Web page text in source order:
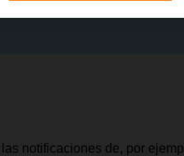
notificaciones de, por